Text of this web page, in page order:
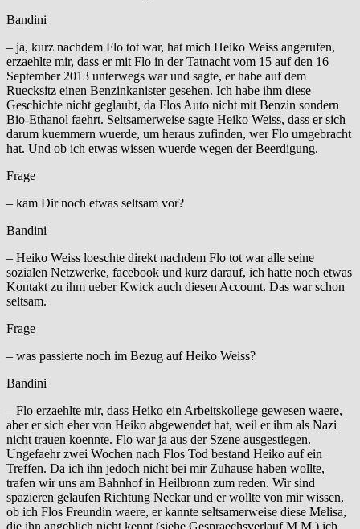
Bandini
– ja, kurz nachdem Flo tot war, hat mich Heiko Weiss angerufen,
erzaehlte mir, dass er mit Flo in der Tatnacht vom 15 auf den 16
September 2013 unterwegs war und sagte, er habe auf dem
Ruecksitz einen Benzinkanister gesehen. Ich habe ihm diese
Geschichte nicht geglaubt, da Flos Auto nicht mit Benzin sondern
Bio-Ethanol faehrt. Seltsamerweise sagte Heiko Weiss, dass er sich
darum kuemmern wuerde, um heraus zufinden, wer Flo umgebracht
hat. Und ob ich etwas wissen wuerde wegen der Beerdigung.
Frage
– kam Dir noch etwas seltsam vor?
Bandini
– Heiko Weiss loeschte direkt nachdem Flo tot war alle seine
sozialen Netzwerke, facebook und kurz darauf, ich hatte noch etwas
Kontakt zu ihm ueber Kwick auch diesen Account. Das war schon
seltsam.
Frage
– was passierte noch im Bezug auf Heiko Weiss?
Bandini
– Flo erzaehlte mir, dass Heiko ein Arbeitskollege gewesen waere,
aber er sich eher von Heiko abgewendet hat, weil er ihm als Nazi
nicht trauen koennte. Flo war ja aus der Szene ausgestiegen.
Ungefaehr zwei Wochen nach Flos Tod bestand Heiko auf ein
Treffen. Da ich ihn jedoch nicht bei mir Zuhause haben wollte,
trafen wir uns am Bahnhof in Heilbronn zum reden. Wir sind
spazieren gelaufen Richtung Neckar und er wollte von mir wissen,
ob ich Flos Freundin waere, er kannte seltsamerweise diese Melisa,
die ihn angeblich nicht kennt (siehe Gespraechsverlauf M.M.) ich